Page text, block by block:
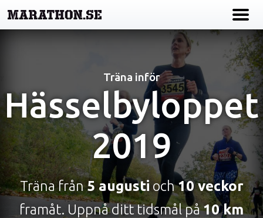
Träna inför
Hässelbyloppet
2019
Träna från5 augusti och10 veckor
framåt. Uppnå ditt tidsmål på10 km